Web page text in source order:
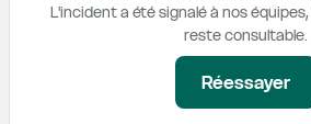
L'incident a été signalé à nos
reste consultable.
Réessayer